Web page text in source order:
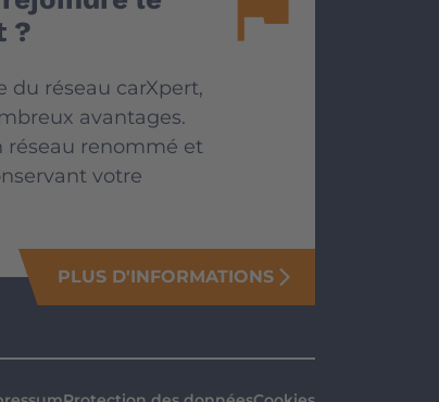
?
du réseau carXpert,
avantages.
réseau renommé et
votre
PLUS D'INFORMATIONS arrow_forward_ios